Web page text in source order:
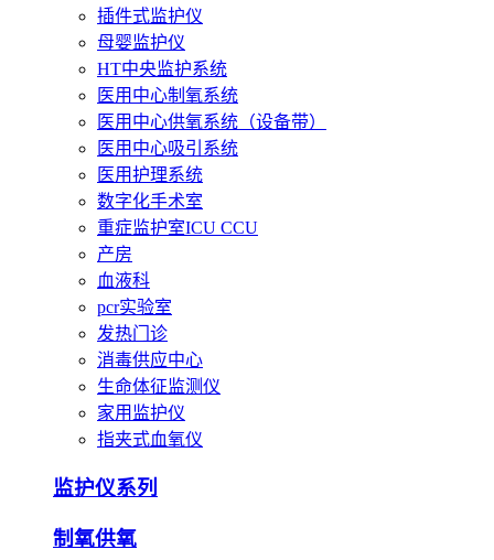
插件式监护仪
母婴监护仪
HT中央监护系统
医用中心制氧系统
医用中心供氧系统（设备带）
医用中心吸引系统
医用护理系统
数字化手术室
重症监护室ICU CCU
产房
血液科
pcr实验室
发热门诊
消毒供应中心
生命体征监测仪
家用监护仪
指夹式血氧仪
监护仪系列
制氧供氧